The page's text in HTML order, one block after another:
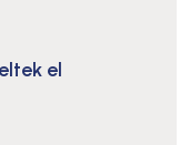
el